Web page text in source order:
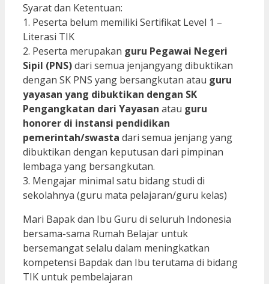
Syarat dan Ketentuan:
1. Peserta belum memiliki Sertifikat Level 1 –
Literasi TIK
2. Peserta merupakan guru Pegawai Negeri
Sipil (PNS)dari semua jenjangyang dibuktikan
dengan SK PNS yang bersangkutan atau guru
yayasan yang dibuktikan dengan SK
Pengangkatan dari Yayasan atau guru
honorer di instansi pendidikan
pemerintah/swasta dari semua jenjang yang
dibuktikan dengan keputusan dari pimpinan
lembaga yang bersangkutan.
3. Mengajar minimal satu bidang studi di
sekolahnya (guru mata pelajaran/guru kelas)
Mari Bapak dan Ibu Guru di seluruh Indonesia
bersama-sama Rumah Belajar untuk
bersemangat selalu dalam meningkatkan
kompetensi Bapdak dan Ibu terutama di bidang
TIK untuk pembelajaran